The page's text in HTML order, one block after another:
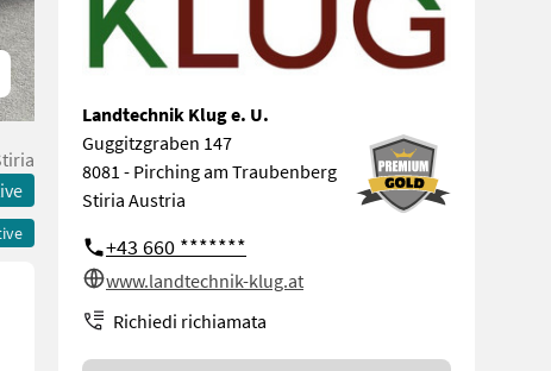
Landtechnik Klug e. U.
Guggitzgraben 147
8081 - Pirching am Traubenberg
Stiria Austria
+43 660 *******
www.landtechnik-klug.at
Richiedi richiamata